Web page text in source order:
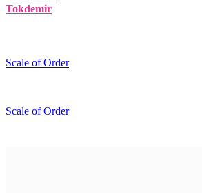
Tokdemir
Scale of Order
Scale of Order